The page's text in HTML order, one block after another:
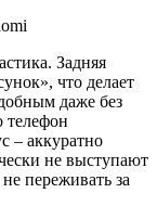
Задняя
что делает
даже без
телефон
– аккуратно
не выступают
переживать за